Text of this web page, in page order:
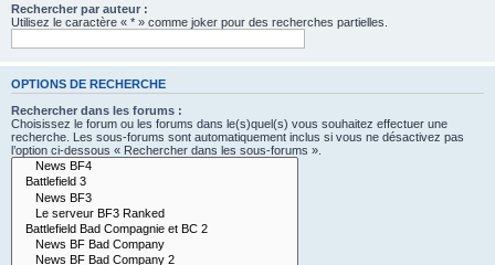
Rechercher par auteur :
Utilisez le caractère « * » comme joker pour des recherches partielles.
OPTIONS DE RECHERCHE
Rechercher dans les forums :
Choisissez le forum ou les forums dans le(s)quel(s) vous souhaitez effectuer une
recherche. Les sous-forums sont automatiquement inclus si vous ne désactivez pas
l’option ci-dessous « Rechercher dans les sous-forums ».